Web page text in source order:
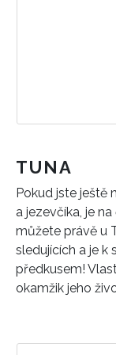
TUNA
Pokud jste ještě
a jezevčíka, je
můžete právě u
sledujících a je k
předkusem!
okamžik jeho